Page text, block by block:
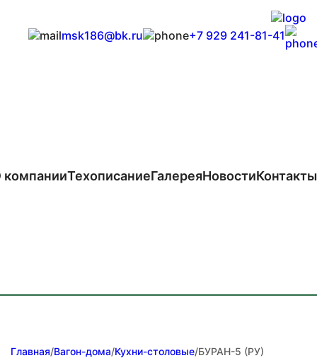
msk186@bk.ru +7 929 241-81-41
компанииТехописаниеГалереяНовостиКонтакты
Главная/Вагон-дома/Кухни-столовые/БУРАН-5 (РУ)